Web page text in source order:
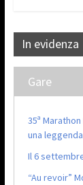
In evidenza
Gare
35ª
una
Il 6
“Au revoir”